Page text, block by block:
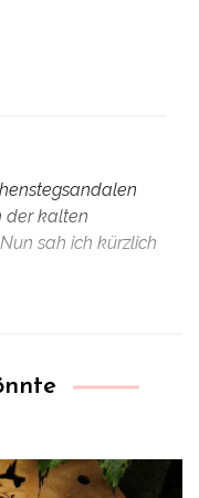
der kalten
sah ich kürzlich